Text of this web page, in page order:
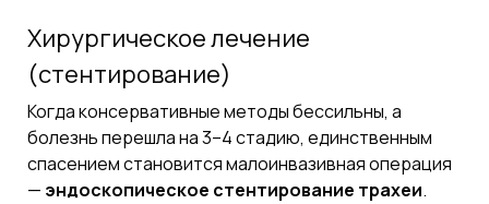
Хирургическое лечение
(стентирование)
Когда консервативные методы бессильны, а
болезнь перешла на 3–4 стадию, единственным
спасением становится малоинвазивная операция
— эндоскопическое стентирование трахеи.